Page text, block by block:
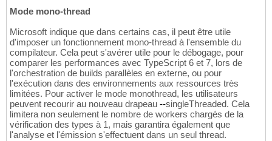
Mode mono-thread
Microsoft indique que dans certains cas, il peut être utile
d'imposer un fonctionnement mono-thread à l'ensemble du
compilateur. Cela peut s'avérer utile pour le débogage, pour
comparer les performances avec TypeScript 6 et 7, lors de
l'orchestration de builds parallèles en externe, ou pour
l'exécution dans des environnements aux ressources très
limitées. Pour activer le mode monothread, les utilisateurs
peuvent recourir au nouveau drapeau --singleThreaded. Cela
limitera non seulement le nombre de workers chargés de la
vérification des types à 1, mais garantira également que
l'analyse et l'émission s'effectuent dans un seul thread.